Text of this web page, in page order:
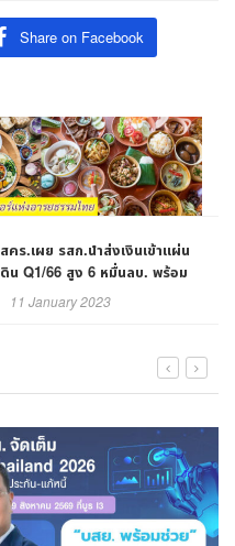
Share on Facebook
สคร.เผย รสก.นำส่งเงินเข้าแผ่น
ดิน Q1/66 สูง 6 หมื่นลบ. พร้อม
ติดตามรีดรายได้อย่างใกล้ชิด
11 January 2023